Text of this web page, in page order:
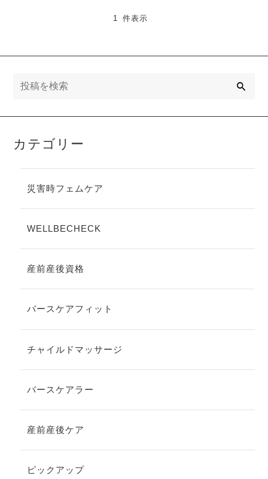
1 件表示
カテゴリー
災害時フェムケア
WELLBECHECK
産前産後資格
バースケアフィット
チャイルドマッサージ
バースケアラー
産前産後ケア
ピックアップ